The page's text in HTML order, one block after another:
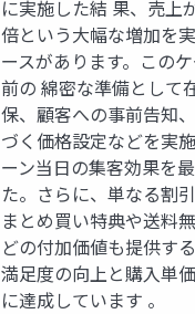
に実施した結 果、売上
倍という大幅な増加を
ースがあります。この
前の 綿密な準備として
保、顧客への事前告知
づく価格設定などを実
ーン当日の集客効果を
た。さらに、単なる割
まとめ買い特典や送料
どの付加価値も提供す
満足度の向上と購入単
に達成しています 。